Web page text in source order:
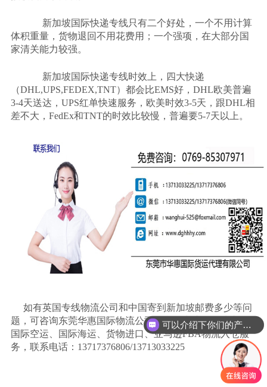
新加坡国际快递专线只有二个好处，一个不用计算
体积重量，货物退回不用花费用；一个强项，在大部分国
家清关能力较强。
新加坡国际快递专线时效上，四大快递
（DHL,UPS,FEDEX,TNT）都会比EMS好， DHL欧美普遍
3-4天送达， UPS红单快速服务，欧美时效3-5天，跟DHL相
差不大， FedEx和TNT的时效比较慢，普遍要5-7天以上。
如有英国专线物流公司和中国寄到新加坡邮费多少等问
题，可咨询东莞华惠国际物流公司，我们专注国际快递、
国际空运、国际海运、货物进口、亚马逊FBA物流入仓服
务，联系电话： 13717376806/13713033225
可以介绍下你们的产品么